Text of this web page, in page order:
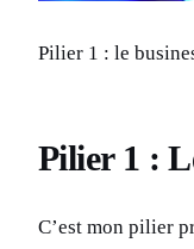
Pilier 1 : le
Pilier 1 :
C’est mon pilier